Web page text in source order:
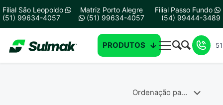
Filial São Leopoldo
(51) 99634-4057
Matriz Porto Alegre
(51) 99634-4057
Filial Passo Fundo
(54) 99444-3489
PRODUTOS